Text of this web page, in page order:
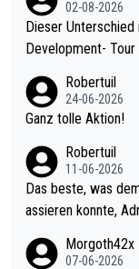
02-08-2026
Dieser Unterschied im
Development- Tour
mal 40+ erst recht. Da gewinnst keinen Blumentopf - ist ja noc
h krasser wie ein Pokalspiel eines Kreisligisten vs einem Bund
Robertuil
24-06-2026
Ganz tolle Aktion!
Robertuil
11-06-2026
Das beste, was
assieren konnte,
Morgoth42x
07-06-2026